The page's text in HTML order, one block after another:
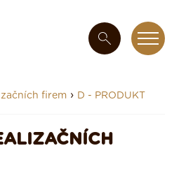
firem › D - PRODUKT